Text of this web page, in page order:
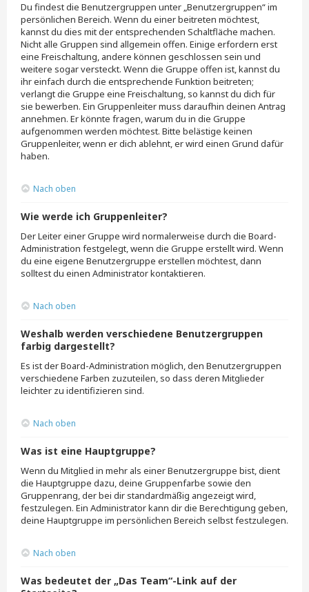
Du findest die Benutzergruppen unter „Benutzergruppen“ im
persönlichen Bereich. Wenn du einer beitreten möchtest,
kannst du dies mit der entsprechenden Schaltfläche machen.
Nicht alle Gruppen sind allgemein offen. Einige erfordern erst
eine Freischaltung, andere können geschlossen sein und
weitere sogar versteckt. Wenn die Gruppe offen ist, kannst du
ihr einfach durch die entsprechende Funktion beitreten;
verlangt die Gruppe eine Freischaltung, so kannst du dich für
sie bewerben. Ein Gruppenleiter muss daraufhin deinen Antrag
annehmen. Er könnte fragen, warum du in die Gruppe
aufgenommen werden möchtest. Bitte belästige keinen
Gruppenleiter, wenn er dich ablehnt, er wird einen Grund dafür
haben.
Nach oben
Wie werde ich Gruppenleiter?
Der Leiter einer Gruppe wird normalerweise durch die Board-
Administration festgelegt, wenn die Gruppe erstellt wird. Wenn
du eine eigene Benutzergruppe erstellen möchtest, dann
solltest du einen Administrator kontaktieren.
Nach oben
Weshalb werden verschiedene Benutzergruppen
farbig dargestellt?
Es ist der Board-Administration möglich, den Benutzergruppen
verschiedene Farben zuzuteilen, so dass deren Mitglieder
leichter zu identifizieren sind.
Nach oben
Was ist eine Hauptgruppe?
Wenn du Mitglied in mehr als einer Benutzergruppe bist, dient
die Hauptgruppe dazu, deine Gruppenfarbe sowie den
Gruppenrang, der bei dir standardmäßig angezeigt wird,
festzulegen. Ein Administrator kann dir die Berechtigung geben,
deine Hauptgruppe im persönlichen Bereich selbst festzulegen.
Nach oben
Was bedeutet der „Das Team“-Link auf der